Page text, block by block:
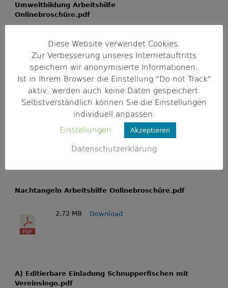
Umweltbildung Arbeitshilfe
Onlinebroschüre.pdf
Eisbrecherspiele Arbeitshilfe
Onlinebroschüre.pdf
1.86 MB Download
Nachtangeln Arbeitshilfe Onlinebroschüre.pdf
2.72 MB Download
A) Editierbare Einladung Schnupperfischen mit
Vereinslogo.pdf
Diese Website verwendet Cookies.
Zur Verbesserung unseres Internetauftritts
speichern wir anonymisierte Informationen.
Ist in Ihrem Browser die Einstellung "Do not Track"
aktiv, werden auch keine Daten gespeichert.
Selbstverständlich können Sie die Einstellungen
individuell anpassen.
Einstellungen
Akzeptieren
Datenschutzerklärung